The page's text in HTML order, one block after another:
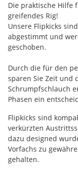
Die praktische Hilfe
greifendes Rig!
Unsere Flipkicks
abgestimmt und
geschoben.
Durch die für den
sparen Sie Zeit und
Schrumpfschlauch
Phasen ein
Flipkicks sind
verkürzten
dazu designed
Vorfachs zu
gehalten.